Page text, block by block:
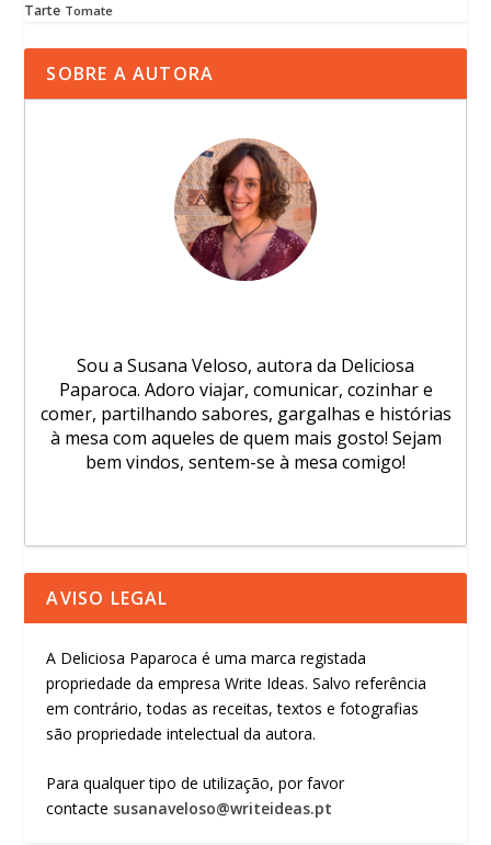
Tarte Tomate
SOBRE A AUTORA
Sou a Susana Veloso, autora da Deliciosa
Paparoca. Adoro viajar, comunicar, cozinhar e
comer, partilhando sabores, gargalhas e histórias
à mesa com aqueles de quem mais gosto! Sejam
bem vindos, sentem-se à mesa comigo!
AVISO LEGAL
A Deliciosa Paparoca é uma marca registada
propriedade da empresa Write Ideas. Salvo referência
em contrário, todas as receitas, textos e fotografias
são propriedade intelectual da autora.
Para qualquer tipo de utilização, por favor
contacte susanaveloso@writeideas.pt